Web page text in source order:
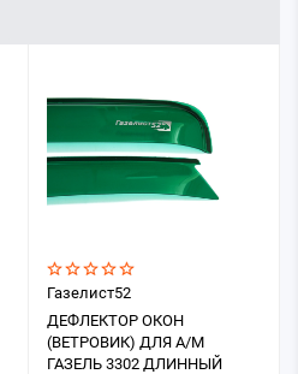
Газелист52
ДЕФЛЕКТОР ОКОН
(ВЕТРОВИК) ДЛЯ А/М
ГАЗЕЛЬ 3302 ДЛИННЫЙ